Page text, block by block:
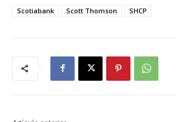
Scotiabank
Scott Thomson SHCP